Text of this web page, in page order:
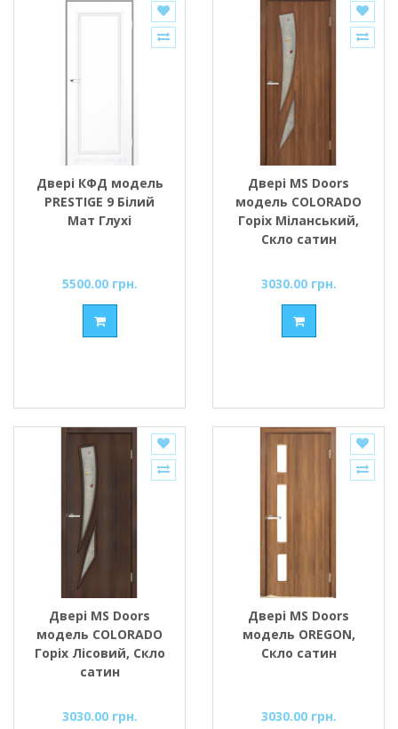
Двері КФД модель
PRESTIGE 9 Білий
Мат Глухі
5500.00 грн.
Двері MS Doors
модель COLORADO
Горіх Міланський,
Скло сатин
3030.00 грн.
Двері MS Doors
модель COLORADO
Горіх Лісовий, Скло
сатин
3030.00 грн.
Двері MS Doors
модель OREGON,
Скло сатин
3030.00 грн.